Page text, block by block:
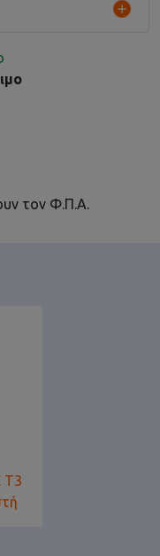
τον Φ.Π.Α.
T3